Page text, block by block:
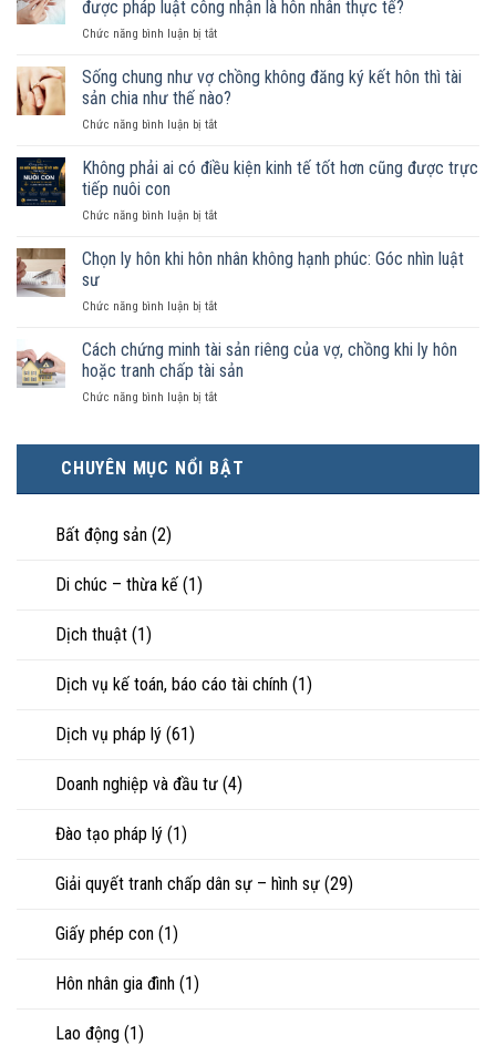
được pháp luật công nhận là hôn nhân thực tế?
Chức năng bình luận bị tắtở
nữ
sống
chung
như
chồng
hợp
được
công
là
hôn
Sống chung như vợ chồng không đăng ký kết hôn thì tài
sản chia như thế nào?
Chức năng bình luận bị tắtở
chung
chồng
đăng
hôn
tài
sản
như
nào?
Không phải ai có điều kiện kinh tế tốt hơn cũng được trực
tiếp nuôi con
Chức năng bình luận bị tắtở
phải
điều
kinh
tế
hơn
trực
tiếp
nuôi
Chọn ly hôn khi hôn nhân không hạnh phúc: Góc nhìn luật
sư
Chức năng bình luận bị tắtở
ly
hôn
khi
hôn
hạnh
phúc:
Góc
Cách chứng minh tài sản riêng của vợ, chồng khi ly hôn
hoặc tranh chấp tài sản
Chức năng bình luận bị tắtở
tài
sản
chấp
CHUYÊN MỤC NỔI BẬT
Bất động sản (2)
Di chúc – thừa kế (1)
Dịch thuật (1)
Dịch vụ kế toán, báo cáo tài chính (1)
Dịch vụ pháp lý (61)
Doanh nghiệp và đầu tư (4)
Đào tạo pháp lý (1)
Giải quyết tranh chấp dân sự – hình sự (29)
Giấy phép con (1)
Hôn nhân gia đình (1)
Lao động (1)